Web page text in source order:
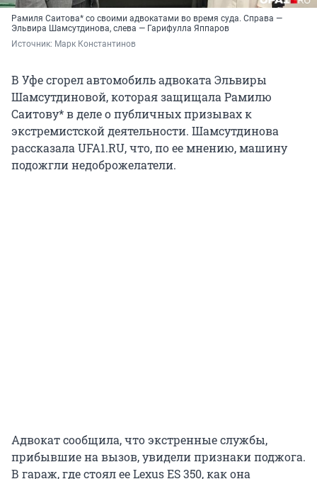
Рамиля Саитова* со своими адвокатами во время суда. Справа —
Эльвира Шамсутдинова, слева — Гарифулла Яппаров
Источник: Марк Константинов
В Уфе сгорел автомобиль адвоката Эльвиры
Шамсутдиновой, которая защищала Рамилю
Саитову* в деле о публичных призывах к
экстремистской деятельности. Шамсутдинова
рассказала UFA1.RU, что, по ее мнению, машину
подожгли недоброжелатели.
Адвокат сообщила, что экстренные службы,
прибывшие на вызов, увидели признаки поджога.
В гараж, где стоял ее Lexus ЕS 350, как она